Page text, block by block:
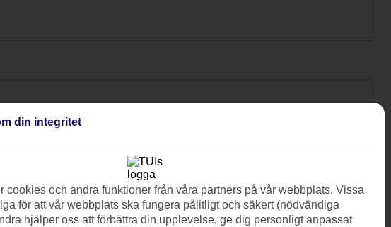
din integritet
cookies och andra funktioner från våra partners på vår webbplats. Vissa
för att vår webbplats ska fungera pålitligt och säkert (nödvändiga
hjälper oss att förbättra din upplevelse, ge dig personligt anpassat